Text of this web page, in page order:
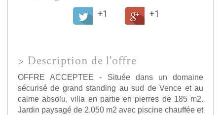
+1 +1
> Description de l'offre
OFFRE ACCEPTEE - Située dans un domaine
sécurisé de grand standing au sud de Vence et au
calme absolu, villa en partie en pierres de 185 m2.
Jardin paysagé de 2.050 m2 avec piscine chauffée et